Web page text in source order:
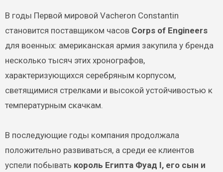
В годы Первой мировой Vacheron Constantin
становится поставщиком часовCorps of Engineers
для военных: американская армия закупила у бренда
несколько тысяч этих хронографов,
характеризующихся серебряным корпусом,
светящимися стрелками и высокой устойчивостью к
температурным скачкам.
В последующие годы компания продолжала
положительно развиваться, а среди ее клиентов
успели побывать король Египта Фуад I, его сын и